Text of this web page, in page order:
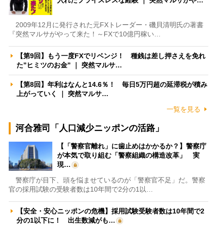
2009年12月に発行された元FXトレーダー・磯貝清明氏の著書
『突然マルサがやって来た！～FXで10億円稼い…
【第9回】もう一度FXでリベンジ！ 種銭は差し押さえを免れ
た”ヒミツのお金” ｜ 突然マルサ…
【第8回】年利はなんと14.6％！ 毎日5万円超の延滞税が積み
上がっていく ｜ 突然マルサ…
一覧を見る
河合雅司「人口減少ニッポンの活路」
【「警察官離れ」に歯止めはかかるか？】警察庁
が本気で取り組む「警察組織の構造改革」 実
現…
警察庁が目下、頭を悩ませているのが「警察官不足」だ。警察
官の採用試験の受験者数は10年間で2分の1以…
【安全・安心ニッポンの危機】採用試験受験者数は10年間で2
分の1以下に！ 出生数減がも…